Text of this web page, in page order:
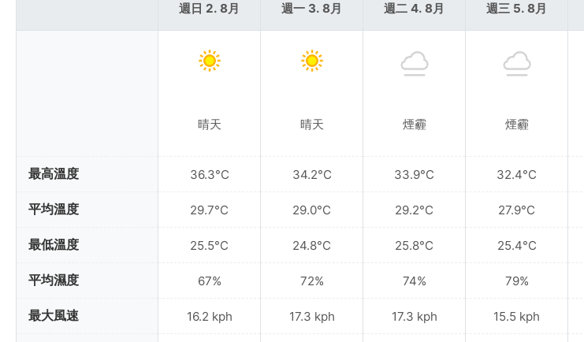
最高溫度
平均溫度
最低溫度
平均濕度
最大風速
週日 2. 8月
晴天
36.3°C
29.7°C
25.5°C
67%
16.2 kph
週一 3. 8月
晴天
34.2°C
29.0°C
24.8°C
72%
17.3 kph
週二 4. 8月
煙霾
33.9°C
29.2°C
25.8°C
74%
17.3 kph
週三 5. 8月
煙霾
32.4°C
27.9°C
25.4°C
79%
15.5 kph